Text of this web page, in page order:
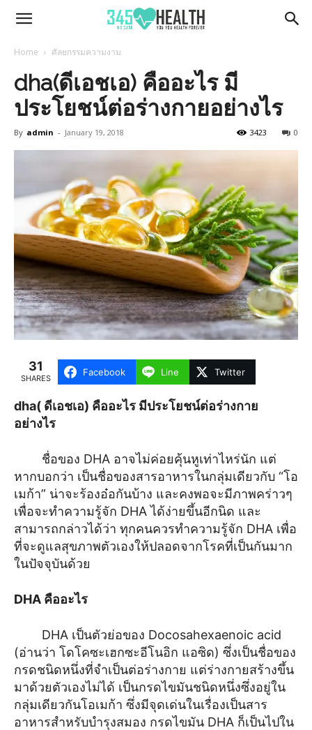
345Health
Home ศัลยกรรมความงาม
dha(ดีเอชเอ) คืออะไร มี
ประโยชน์ต่อร่างกายอย่างไร
By admin - January 19, 2018 0
3423
31
SHARES
Facebook Line Twitter
dha( ดีเอชเอ) คืออะไร มีประโยชน์ต่อร่างกาย
อย่างไร
ชื่อของ DHA อาจไม่ค่อยคุ้นหูเท่าไหร่นัก แต่
หากบอกว่า เป็นชื่อของสารอาหารในกลุ่มเดียวกับ “โอ
เมก้า” น่าจะร้องอ๋อกันบ้าง และคงพอจะมีภาพคร่าวๆ
เพื่อจะทำความรู้จัก DHA ได้ง่ายขึ้นอีกนิด และ
สามารถกล่าวได้ว่า ทุกคนควรทำความรู้จัก DHA เพื่อ
ที่จะดูแลสุขภาพตัวเองให้ปลอดจากโรคที่เป็นกันมาก
ในปัจจุบันด้วย
DHA คืออะไร
DHA เป็นตัวย่อของ Docosahexaenoic acid
(อ่านว่า โดโคซะเฮกซะอีโนอิก แอซิด) ซึ่งเป็นชื่อของ
กรดชนิดหนึ่งที่จำเป็นต่อร่างกาย แต่ร่างกายสร้างขึ้น
มาด้วยตัวเองไม่ได้ เป็นกรดไขมันชนิดหนึ่งซึ่งอยู่ใน
กลุ่มเดียวกันโอเมก้า ซึ่งมีจุดเด่นในเรื่องเป็นสาร
อาหารสำหรับบำรุงสมอง กรดไขมัน DHA ก็เป็นไปใน